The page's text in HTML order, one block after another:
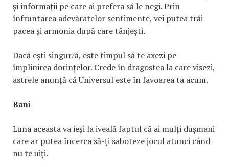
și informații pe care ai prefera să le negi. Prin
înfruntarea adevăratelor sentimente, vei putea trăi
pacea și armonia după care tânjești.
Dacă ești singur/ă, este timpul să te axezi pe
împlinirea dorințelor. Crede în dragostea la care visezi,
astrele anunță că Universul este în favoarea ta acum.
Bani
Luna aceasta va ieși la iveală faptul că ai mulți dușmani
care ar putea încerca să-ți saboteze jocul atunci când
nu te uiți.